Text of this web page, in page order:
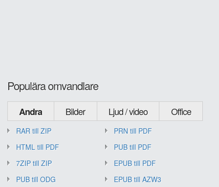
Populära omvandlare
Andra Bilder Ljud / video Office
RAR till ZIP
PRN till PDF
HTML till PDF
PUB till PDF
7ZIP till ZIP
EPUB till PDF
PUB till ODG
EPUB till AZW3